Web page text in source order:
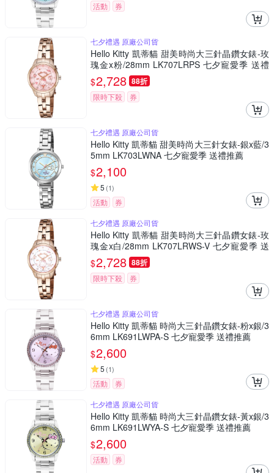
活動 券
七夕禮遇 原廠公司貨
Hello Kitty 凱蒂貓 甜美時尚大三針晶鑽女錶-玫
瑰金x粉/28mm LK707LRPS 七夕寵愛季 送禮
推薦
$2,728 88折
限時下殺 券
七夕禮遇 原廠公司貨
Hello Kitty 凱蒂貓 甜美時尚大三針女錶-銀x藍/3
5mm LK703LWNA 七夕寵愛季 送禮推薦
$2,100
5 (1)
活動
券
七夕禮遇 原廠公司貨
Hello Kitty 凱蒂貓 甜美時尚大三針晶鑽女錶-玫
瑰金x白/28mm LK707LRWS-V 七夕寵愛季 送
禮推薦
$2,728 88折
限時下殺 券
七夕禮遇 原廠公司貨
Hello Kitty 凱蒂貓 時尚大三針晶鑽女錶-粉x銀/3
6mm LK691LWPA-S 七夕寵愛季 送禮推薦
$2,600
5 (1)
活動
券
七夕禮遇 原廠公司貨
Hello Kitty 凱蒂貓 時尚大三針晶鑽女錶-黃x銀/3
6mm LK691LWYA-S 七夕寵愛季 送禮推薦
$2,600
活動 券